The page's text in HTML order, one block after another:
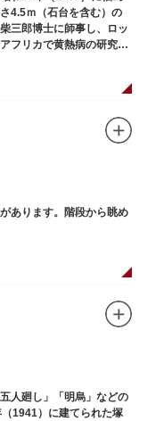
4.5ｍ（石台を含む）の
三郎博士に師事し、ロッ
フリカで黄熱病の研究中
あります。階段から眺め
人廻し」「明烏」などの
1941）に建てられた塚